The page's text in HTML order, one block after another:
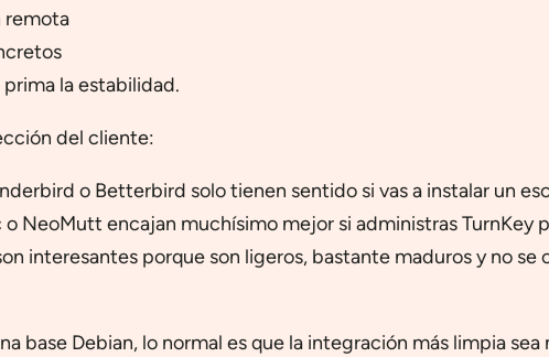
remota
la estabilidad.
del cliente:
o Betterbird solo tienen sentido si vas a instalar un
NeoMutt encajan muchísimo mejor si administras TurnKey
interesantes porque son ligeros, bastante maduros y no
base Debian, lo normal es que la integración más limpia